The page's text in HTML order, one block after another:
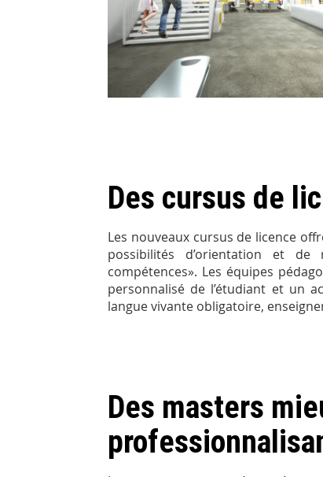
Des cursus de
Les nouveaux cursus de licence
possibilités d’orientation et
compétences». Les équipes
personnalisé de l’étudiant et un
langue vivante obligatoire,
Des masters